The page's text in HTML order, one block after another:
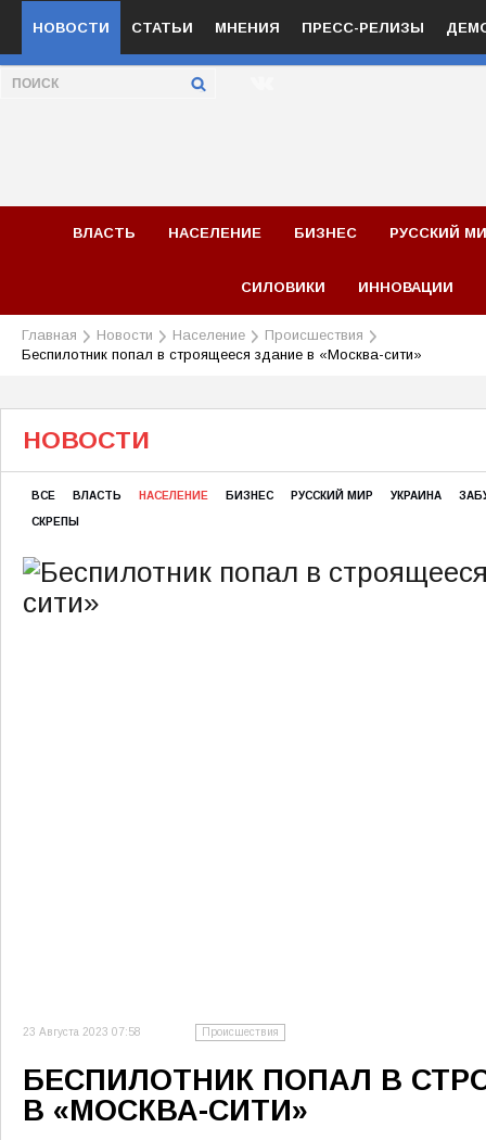
НОВОСТИ СТАТЬИ МНЕНИЯ ПРЕСС-РЕЛИЗЫ
ВЛАСТЬ НАСЕЛЕНИЕ БИЗНЕС РУССКИЙ
СИЛОВИКИ ИННОВАЦИИ
Главная Новости Население
Происшествия
Беспилотник попал в строящееся здание в «Москва-сити»
НОВОСТИ
ВСЕ ВЛАСТЬ НАСЕЛЕНИЕ БИЗНЕС РУССКИЙ МИР УКРАИНА
СКРЕПЫ
23 Августа 2023 07:58 Происшествия
БЕСПИЛОТНИК ПОПАЛ В
В «МОСКВА-СИТИ»